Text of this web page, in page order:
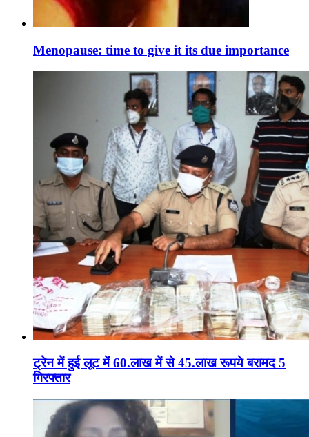
Menopause: time to give it its due importance
ट्रेन में हुई लूट में 60.लाख में से 45.लाख रूपये बरामद 5
गिरफ्तार